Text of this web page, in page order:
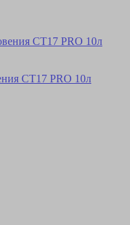
СТ17 PRO 10л